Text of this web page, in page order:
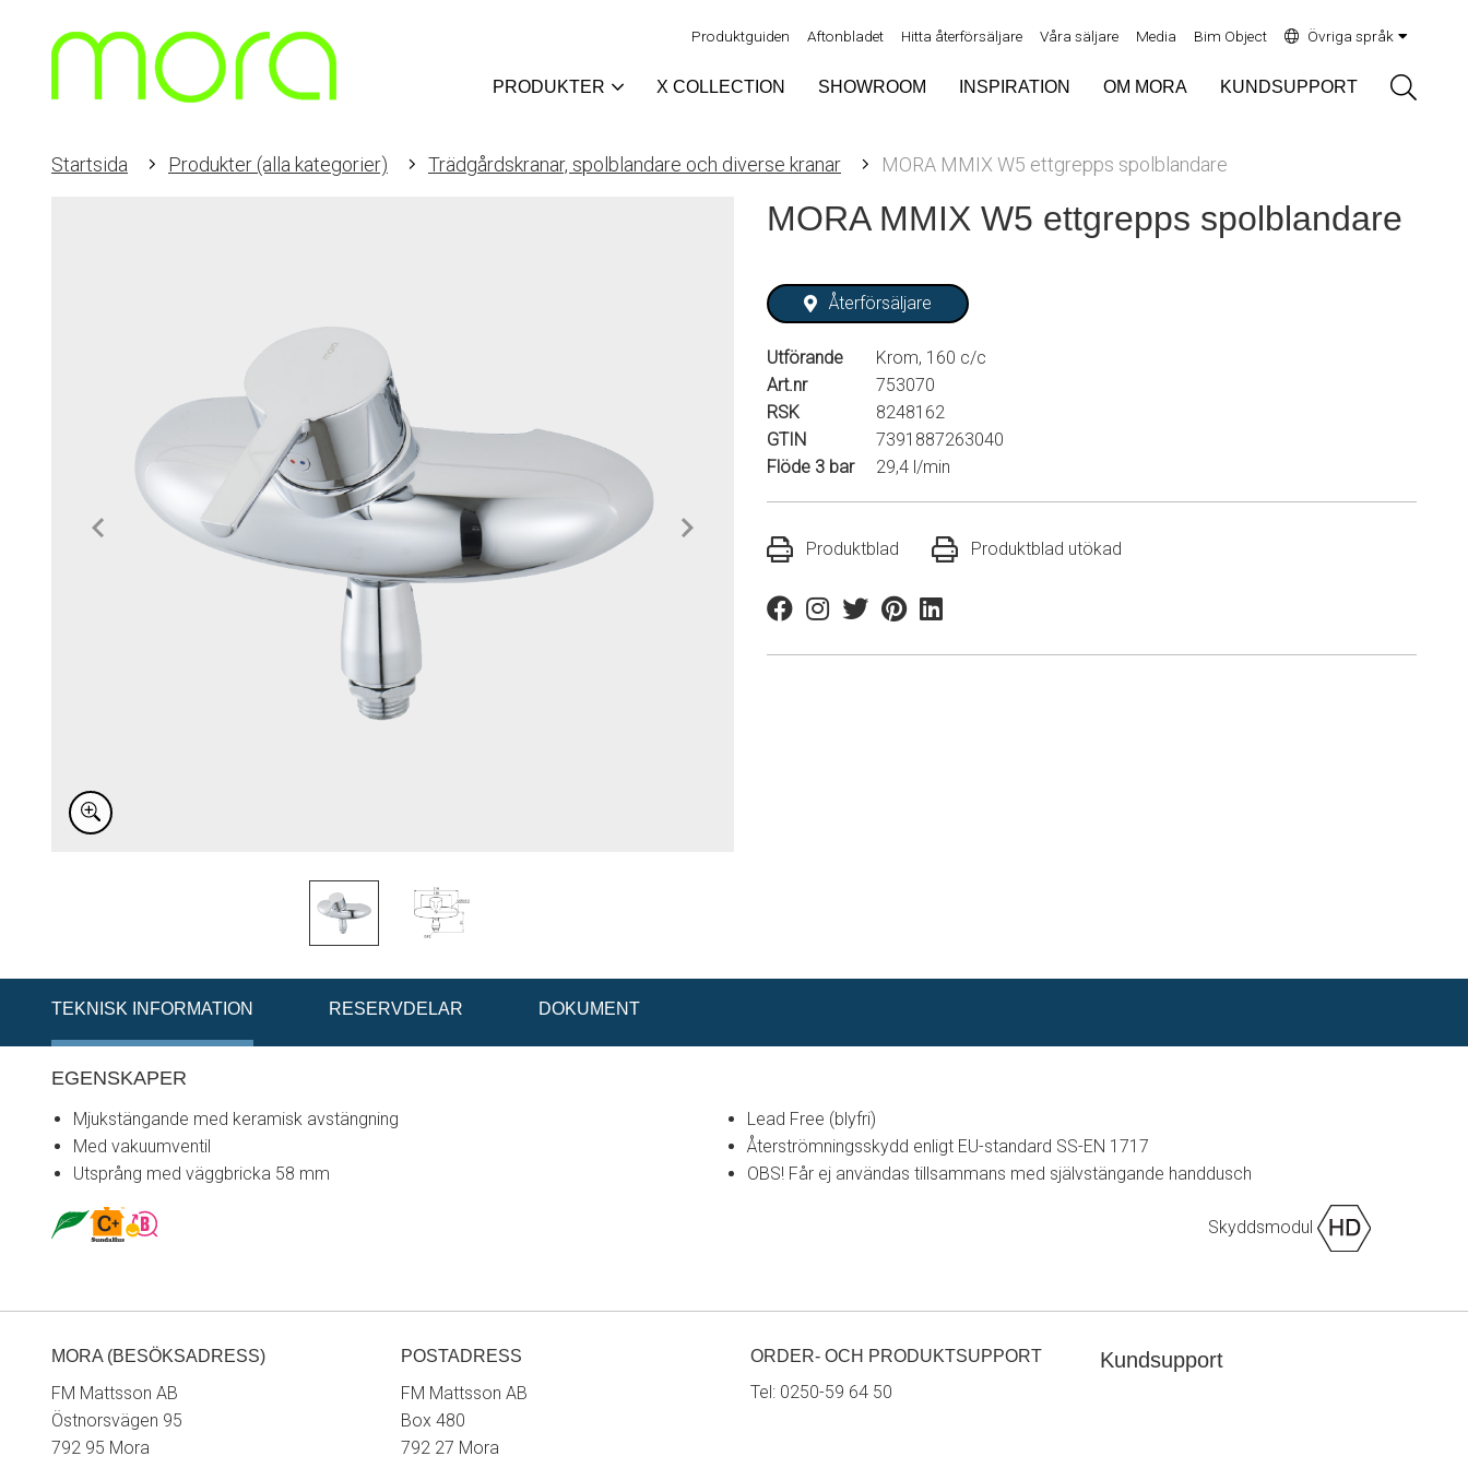
Produktguiden Aftonbladet Hitta återförsäljare Våra säljare Media Bim Object Övriga språk
PRODUKTER X COLLECTION SHOWROOM INSPIRATION OM MORA KUNDSUPPORT
Startsida Produkter (alla kategorier) Trädgårdskranar, spolblandare och diverse kranar MORA MMIX W5 ettgrepps spolblandare
MORA MMIX W5 ettgrepps spolblandare
Återförsäljare
Utförande
Krom, 160 c/c
Art.nr
753070
RSK
8248162
GTIN
7391887263040
Flöde 3 bar
29,4 l/min
Produktblad Produktblad utökad
FacebookInstagram
TwitterPinterestLinkedin
TEKNISK INFORMATION RESERVDELAR DOKUMENT
EGENSKAPER
Mjukstängande med keramisk avstängning
Med vakuumventil
Utsprång med väggbricka 58 mm
Lead Free (blyfri)
Återströmningsskydd enligt EU-standard SS-EN 1717
OBS! Får ej användas tillsammans med självstängande handdusch
Skyddsmodul
MORA (BESÖKSADRESS)
FM Mattsson AB
Östnorsvägen 95
792 95 Mora
POSTADRESS
FM Mattsson AB
Box 480
792 27 Mora
ORDER- OCH PRODUKTSUPPORT
Tel: 0250-59 64 50
Kundsupport